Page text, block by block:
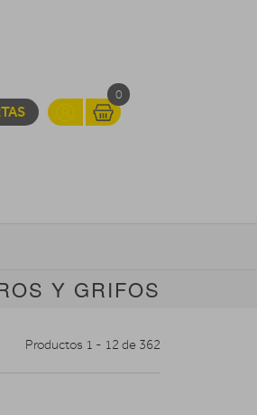
0
MOVILIDAD URBANA
Y GRIFOS
Productos 1 - 12 de 362